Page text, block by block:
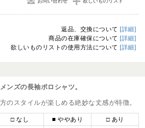
返品、交換について [詳細]
商品の在庫確保について [詳細]
欲しいものリストの使用方法について [詳細]
ンズの長袖ポロシャツ。
のスタイルが楽しめる絶妙な丈感が特徴。
□ なし ■ ややあり
□ あり